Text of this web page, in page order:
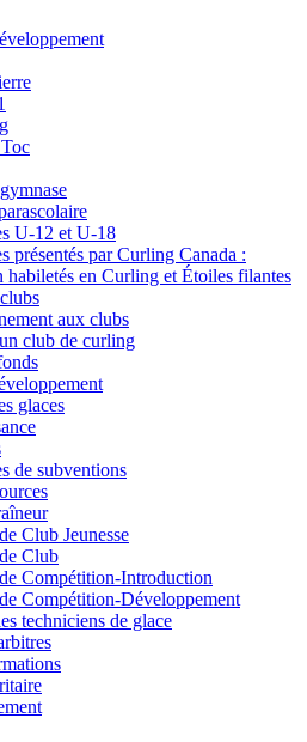
U-12 et U-18
présentés par Curling Canada :
habiletés en Curling et Étoiles filantes
aux clubs
club de curling
glaces
de subventions
Club Jeunesse
Club
Compétition-Introduction
Compétition-Développement
techniciens de glace